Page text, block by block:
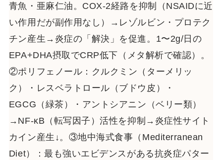
青魚・亜麻仁油。COX-2経路を抑制（NSAIDに近
い作用だが副作用なし）→レゾルビン・プロテク
チン産生→炎症の「解決」を促進。1〜2g/日の
EPA+DHA摂取でCRP低下（メタ解析で確認）。
②ポリフェノール：クルクミン（ターメリッ
ク）・レスベラトロール（ブドウ皮）・
EGCG（緑茶）・アントシアニン（ベリー類）
→NF-κB（転写因子）活性を抑制→炎症性サイト
カイン産生↓。③地中海式食事（Mediterranean
Diet）：最も強いエビデンスがある抗炎症パター